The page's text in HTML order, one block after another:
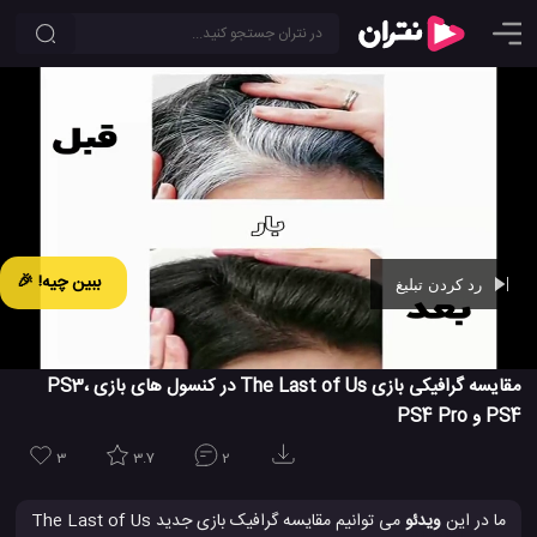
ببین چیه! 🎉
مقایسه گرافیکی بازی The Last of Us در کنسول های بازی PS3،
PS4 و PS4 Pro
3 3.7 2
ما در اینویدئو
می توانیم مقایسه گرافیک بازی جدید The Last of Us